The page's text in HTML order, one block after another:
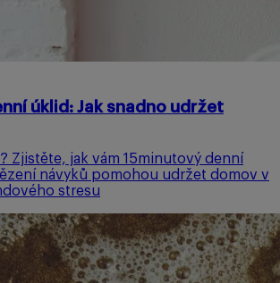
úklid: Jak snadno udržet
Zjistěte, jak vám 15minutový denní
návyků pomohou udržet domov v
stresu